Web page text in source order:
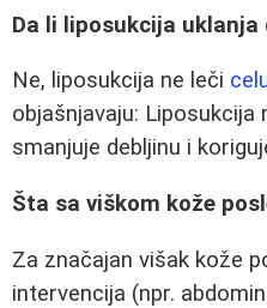
Da li liposukcija uklanja
Ne, liposukcija ne leči
objašnjavaju:
smanjuje debljinu i
Šta sa viškom kože
Za značajan višak kože
intervencija (npr.